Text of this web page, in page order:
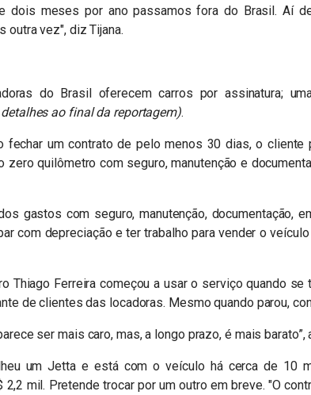
dois meses por ano passamos fora do Brasil. Aí
outra vez", diz Tijana.
do Brasil oferecem carros por assinatura;
ao final da reportagem).
fechar um contrato de pelo menos 30 dias, o cliente
zero quilômetro com seguro, manutenção e
gastos com seguro, manutenção, documentação,
com depreciação e ter trabalho para vender o
Thiago Ferreira começou a usar o serviço quando
de clientes das locadoras. Mesmo quando parou,
ser mais caro, mas, a longo prazo, é mais barato”,
um Jetta e está com o veículo há cerca de 10
2,2 mil. Pretende trocar por um outro em breve. "O